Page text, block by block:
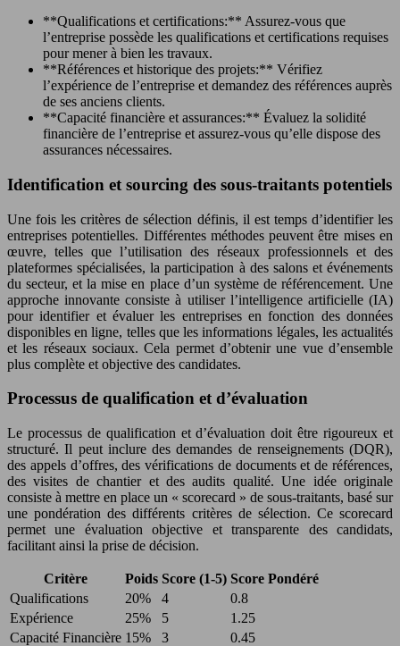
**Qualifications et certifications:** Assurez-vous que
l’entreprise possède les qualifications et certifications requises
pour mener à bien les travaux.
**Références et historique des projets:** Vérifiez
l’expérience de l’entreprise et demandez des références auprès
de ses anciens clients.
**Capacité financière et assurances:** Évaluez la solidité
financière de l’entreprise et assurez-vous qu’elle dispose des
assurances nécessaires.
Identification et sourcing des sous-traitants potentiels
Une fois les critères de sélection définis, il est temps d’identifier les
entreprises potentielles. Différentes méthodes peuvent être mises en
œuvre, telles que l’utilisation des réseaux professionnels et des
plateformes spécialisées, la participation à des salons et événements
du secteur, et la mise en place d’un système de référencement. Une
approche innovante consiste à utiliser l’intelligence artificielle (IA)
pour identifier et évaluer les entreprises en fonction des données
disponibles en ligne, telles que les informations légales, les actualités
et les réseaux sociaux. Cela permet d’obtenir une vue d’ensemble
plus complète et objective des candidates.
Processus de qualification et d’évaluation
Le processus de qualification et d’évaluation doit être rigoureux et
structuré. Il peut inclure des demandes de renseignements (DQR),
des appels d’offres, des vérifications de documents et de références,
des visites de chantier et des audits qualité. Une idée originale
consiste à mettre en place un « scorecard » de sous-traitants, basé sur
une pondération des différents critères de sélection. Ce scorecard
permet une évaluation objective et transparente des candidats,
facilitant ainsi la prise de décision.
Critère Poids Score (1-5) Score Pondéré
Qualifications
20% 4
0.8
Expérience
25% 5
1.25
Capacité Financière 15% 3
0.45